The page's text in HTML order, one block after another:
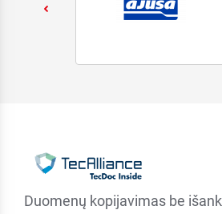
Duomenų kopijavimas be